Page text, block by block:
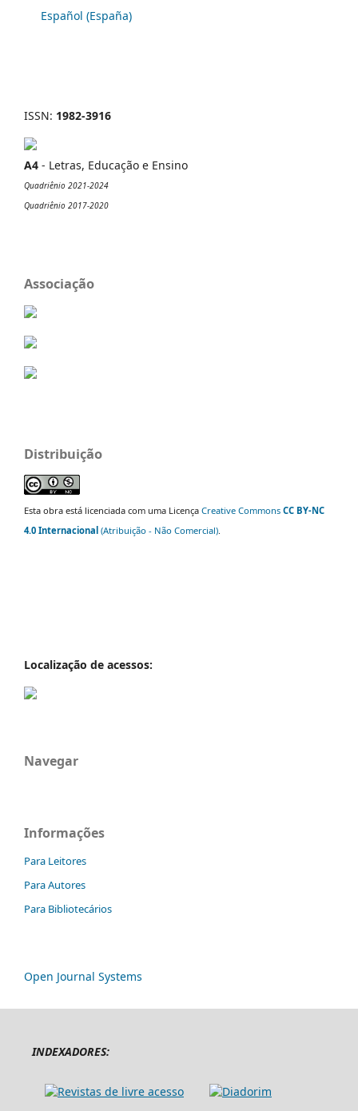
Español (España)
ISSN: 1982-3916
A4 - Letras, Educação e Ensino
Quadriênio 2021-2024
Quadriênio 2017-2020
Associação
Distribuição
Esta obra está licenciada com uma Licença Creative Commons CC BY-NC
4.0 Internacional (Atribuição - Não Comercial)
Localização de acessos:
Navegar
Informações
Para Leitores
Para Autores
Para Bibliotecários
Open Journal Systems
INDEXADORES: